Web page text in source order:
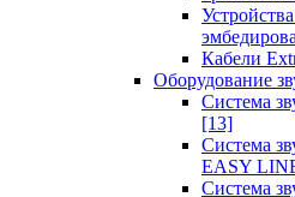
Кабели
Оборудование
Система
[13]
Система
EASY
Система